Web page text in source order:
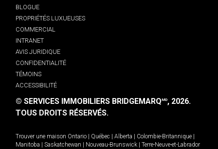
BLOGUE
PROPRIÉTÉS LUXUEUSES
COMMERCIAL
INTRANET
AVIS JURIDIQUE
CONFIDENTIALITÉ
TÉMOINS
ACCESSIBILITÉ
© SERVICES IMMOBILIERS BRIDGEMARQMD, 2026.
TOUS DROITS RÉSERVÉS.
Trouver une maison Ontario Québec Alberta Colombie-Britannique
Manitoba
Saskatchewan Nouveau-Brunswick
Terre-Neuve-et-Labrador